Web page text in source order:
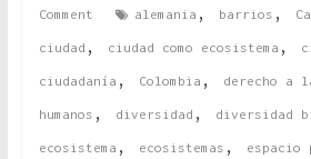
Comment alemania , barrios ,
ciudad , ciudad como ecosistema ,
ciudadanía , Colombia , derecho a
humanos , diversidad , diversidad
ecosistema , ecosistemas ,